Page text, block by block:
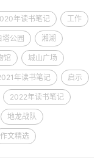
年读书笔记 工作
塔公园 湘湖
馆 城山广场
年读书笔记 启示
2022年读书笔记
地龙战队
作文精选